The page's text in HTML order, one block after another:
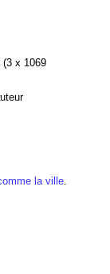
x 1069
la ville.